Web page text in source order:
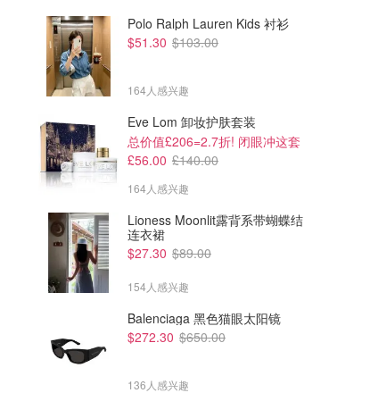
$1174.51
Miu Miu Colour-Block 流苏围
$1121.81 $1513.61
Miu Miu Logo 字母发夹三件套
Polo Ralph Lauren Kids 衬衫
$51.30 $103.00
164人感兴趣
Eve Lom 卸妆护肤套装
总价值£206=2.7折! 闭眼冲这套
£56.00 £140.00
164人感兴趣
Lioness Moonlit露背系带蝴蝶结
连衣裙
$27.30 $89.00
154人感兴趣
Balenciaga 黑色猫眼太阳镜
$272.30 $650.00
136人感兴趣